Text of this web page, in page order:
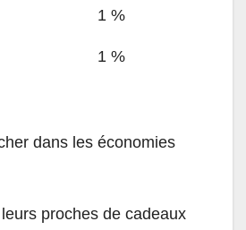
1 %
1 %
dans les économies
proches de cadeaux